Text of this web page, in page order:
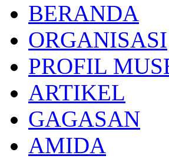
BERANDA
ORGANISASI
PROFIL
ARTIKEL
GAGASAN
AMIDA